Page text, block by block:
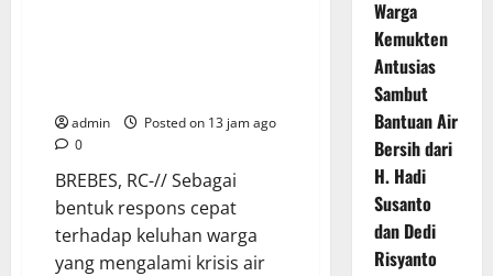
S.H.
admin
Posted on 13 jam ago
0
BREBES, RC-// Sebagai
bentuk respons cepat
terhadap keluhan warga
yang mengalami krisis air
Warga
Kemukten
Antusias
Sambut
Bantuan Air
Bersih dari
H. Hadi
Susanto
dan Dedi
Risyanto